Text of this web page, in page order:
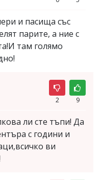
и пасища със
парите, а ние с
там голямо
2 9
ли сте тъпи! Да
с години и
ви